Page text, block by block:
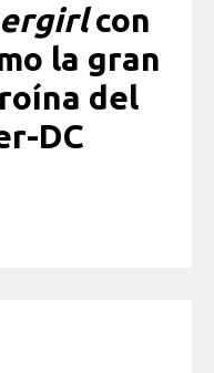
con
la gran
del
DC